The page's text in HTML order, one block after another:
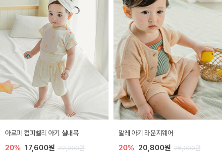
아로미 컴피벨리 아기 실내복
20% 17,600원 22,000원
알레 아기 라운지웨어
20% 20,800원 26,000원